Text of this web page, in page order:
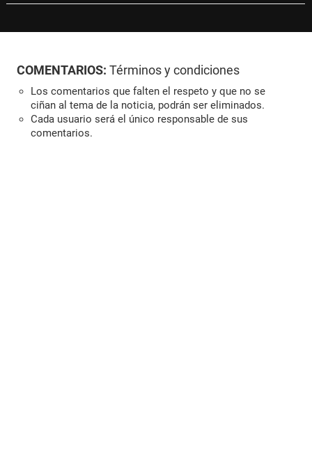
COMENTARIOS: Términos y condiciones
Los comentarios que falten el respeto y que no se
ciñan al tema de la noticia, podrán ser eliminados.
Cada usuario será el único responsable de sus
comentarios.